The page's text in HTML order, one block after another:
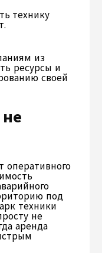
технику
из
ресурсы и
своей
оперативного
под
техники
не
аренда